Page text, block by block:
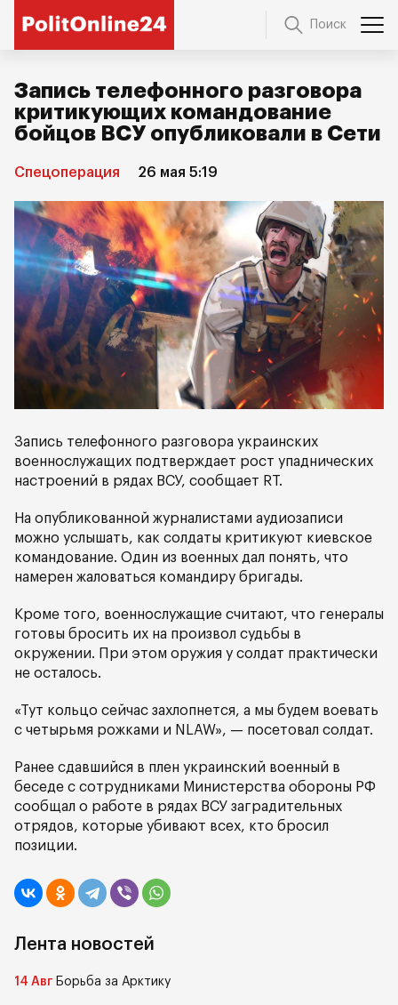
Поиск
Запись телефонного разговора
критикующих командование
бойцов ВСУ опубликовали в Сети
Спецоперация 26 мая 5:19
Запись телефонного разговора украинских
военнослужащих подтверждает рост упаднических
настроений в рядах ВСУ, сообщает RT.
На опубликованной журналистами аудиозаписи
можно услышать, как солдаты критикуют киевское
командование. Один из военных дал понять, что
намерен жаловаться командиру бригады.
Кроме того, военнослужащие считают, что генералы
готовы бросить их на произвол судьбы в
окружении. При этом оружия у солдат практически
не осталось.
«Тут кольцо сейчас захлопнется, а мы будем воевать
с четырьмя рожками и NLAW», — посетовал солдат.
Ранее сдавшийся в плен украинский военный в
беседе с сотрудниками Министерства обороны РФ
сообщал о работе в рядах ВСУ заградительных
отрядов, которые убивают всех, кто бросил
позиции.
Лента новостей
14 Авг Борьба за Арктику